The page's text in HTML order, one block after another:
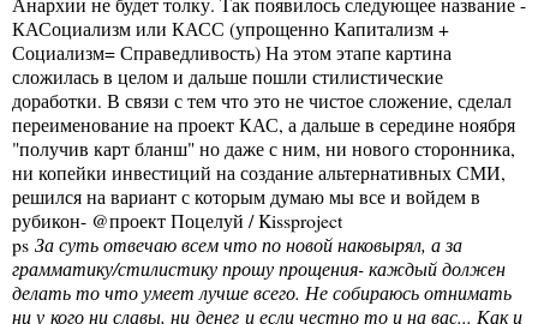
КАСоциализм или КАСС (упрощенно Капитализм +
Социализм= Справедливость) На этом этапе картина
сложилась в целом и дальше пошли стилистические
доработки. В связи с тем что это не чистое сложение, сделал
переименование на проект КАС, а дальше в середине ноября
"получив карт бланш" но даже с ним, ни нового сторонника,
ни копейки инвестиций на создание альтернативных СМИ,
решился на вариант с которым думаю мы все и войдем в
рубикон- @проект Поцелуй / Kissproject
ps За суть отвечаю всем что по новой наковырял, а за
грамматику/стилистику прошу прощения- каждый должен
делать то что умеет лучше всего. Не собираюсь отнимать
ни у кого ни славы, ни денег и если честно то и на вас... Как и